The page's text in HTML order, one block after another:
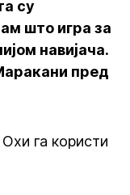
су
што игра за
навијача.
пред
га користи